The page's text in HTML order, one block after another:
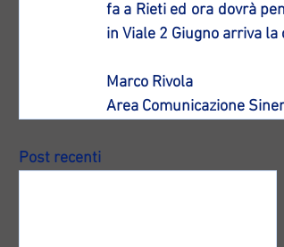
fa a Rieti ed ora dovrà
in Viale 2 Giugno arriva la
Marco Rivola
Area Comunicazione
Post recenti